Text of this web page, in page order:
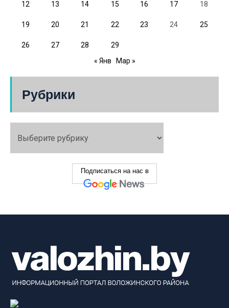
12 13 14 15 16 17 18
19 20 21 22 23 24 25
26 27 28
29
« Янв
Мар »
Рубрики
Подписаться на нас в